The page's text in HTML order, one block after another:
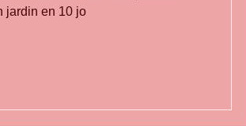
jardin en 10 jo